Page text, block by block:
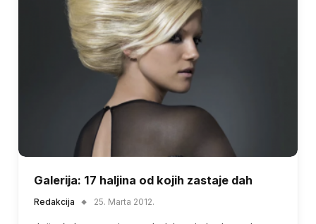
Galerija: 17 haljina od kojih zastaje dah
Redakcija 25. Marta 2012.